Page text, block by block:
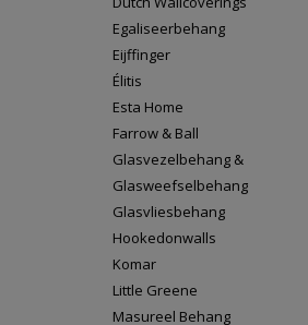
Egaliseerbehang
Eijffinger
Élitis
Esta Home
Farrow & Ball
Glasvezelbehang &
Glasweefselbehang
Glasvliesbehang
Hookedonwalls
Komar
Little Greene
Masureel Behang